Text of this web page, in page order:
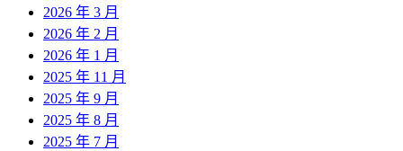
2026 年 3 月
2026 年 2 月
2026 年 1 月
2025 年 11 月
2025 年 9 月
2025 年 8 月
2025 年 7 月